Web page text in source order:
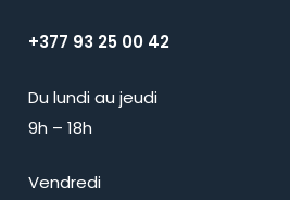
+377 93 25 00 42
Du lundi au jeudi
9h – 18h
Vendredi